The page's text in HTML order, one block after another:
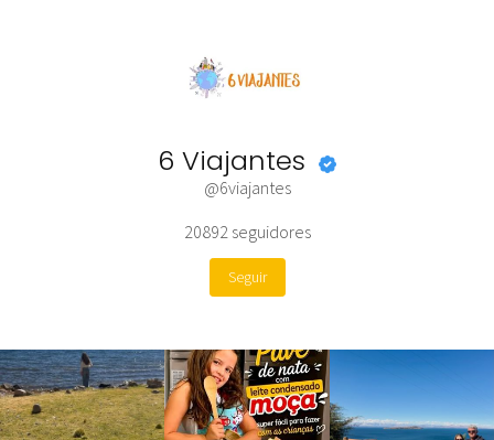
6 Viajantes
@6viajantes
20892 seguidores
Seguir